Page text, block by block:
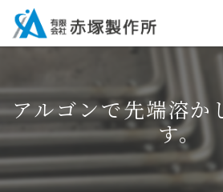
アルゴンで先端溶か
す。